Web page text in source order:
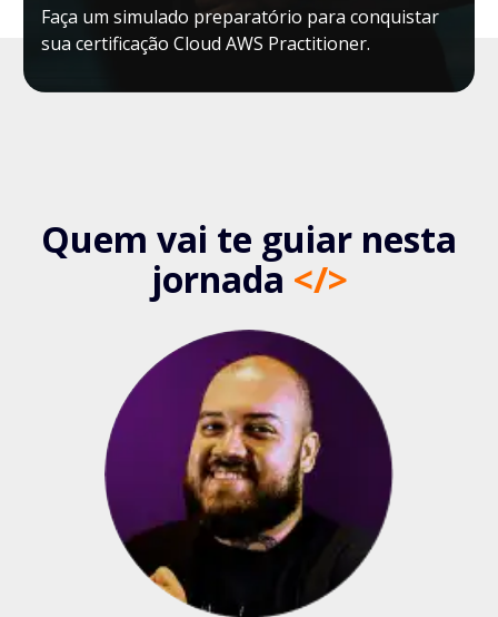
Faça um simulado preparatório para conquistar
sua certificação Cloud AWS Practitioner.
Quem vai te guiar nesta
jornada </>